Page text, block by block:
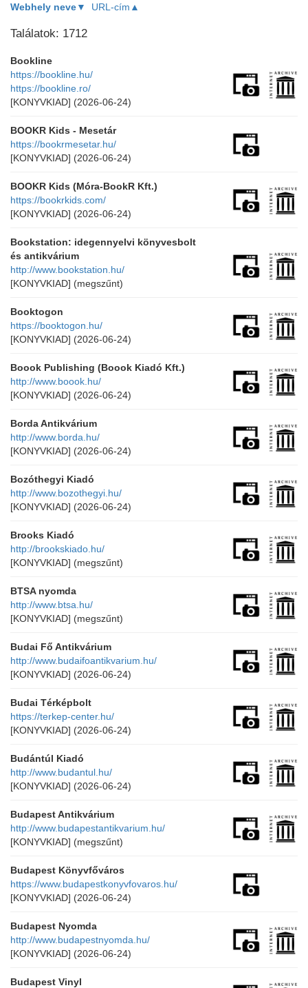
Webhely neve▼ URL-cím▲
Találatok: 1712
Bookline
https://bookline.hu/
https://bookline.ro/
[KONYVKIAD] (2026-06-24)
BOOKR Kids - Mesetár
https://bookrmesetar.hu/
[KONYVKIAD] (2026-06-24)
BOOKR Kids (Móra-BookR Kft.)
https://bookrkids.com/
[KONYVKIAD] (2026-06-24)
Bookstation: idegennyelvi könyvesbolt
és antikvárium
http://www.bookstation.hu/
[KONYVKIAD] (megszűnt)
Booktogon
https://booktogon.hu/
[KONYVKIAD] (2026-06-24)
Boook Publishing (Boook Kiadó Kft.)
http://www.boook.hu/
[KONYVKIAD] (2026-06-24)
Borda Antikvárium
http://www.borda.hu/
[KONYVKIAD] (2026-06-24)
Bozóthegyi Kiadó
http://www.bozothegyi.hu/
[KONYVKIAD] (2026-06-24)
Brooks Kiadó
http://brookskiado.hu/
[KONYVKIAD] (megszűnt)
BTSA nyomda
http://www.btsa.hu/
[KONYVKIAD] (megszűnt)
Budai Fő Antikvárium
http://www.budaifoantikvarium.hu/
[KONYVKIAD] (2026-06-24)
Budai Térképbolt
https://terkep-center.hu/
[KONYVKIAD] (2026-06-24)
Budántúl Kiadó
http://www.budantul.hu/
[KONYVKIAD] (2026-06-24)
Budapest Antikvárium
http://www.budapestantikvarium.hu/
[KONYVKIAD] (megszűnt)
Budapest Könyvfőváros
https://www.budapestkonyvfovaros.hu/
[KONYVKIAD] (2026-06-24)
Budapest Nyomda
http://www.budapestnyomda.hu/
[KONYVKIAD] (2026-06-24)
Budapest Vinyl